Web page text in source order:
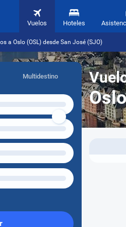
Vuelos Hoteles
a Oslo (OSL) desde San José (SJO)
Oslo
Multidestino